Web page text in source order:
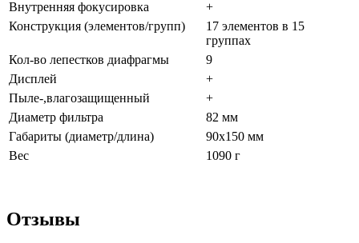
Внутренняя фокусировка
+
Конструкция (элементов/групп)
17 элементов в 15
группах
Кол-во лепестков диафрагмы
9
Дисплей
+
Пыле-,влагозащищенный
+
Диаметр фильтра
82 мм
Габариты (диаметр/длина)
90х150 мм
Вес
1090 г
Отзывы